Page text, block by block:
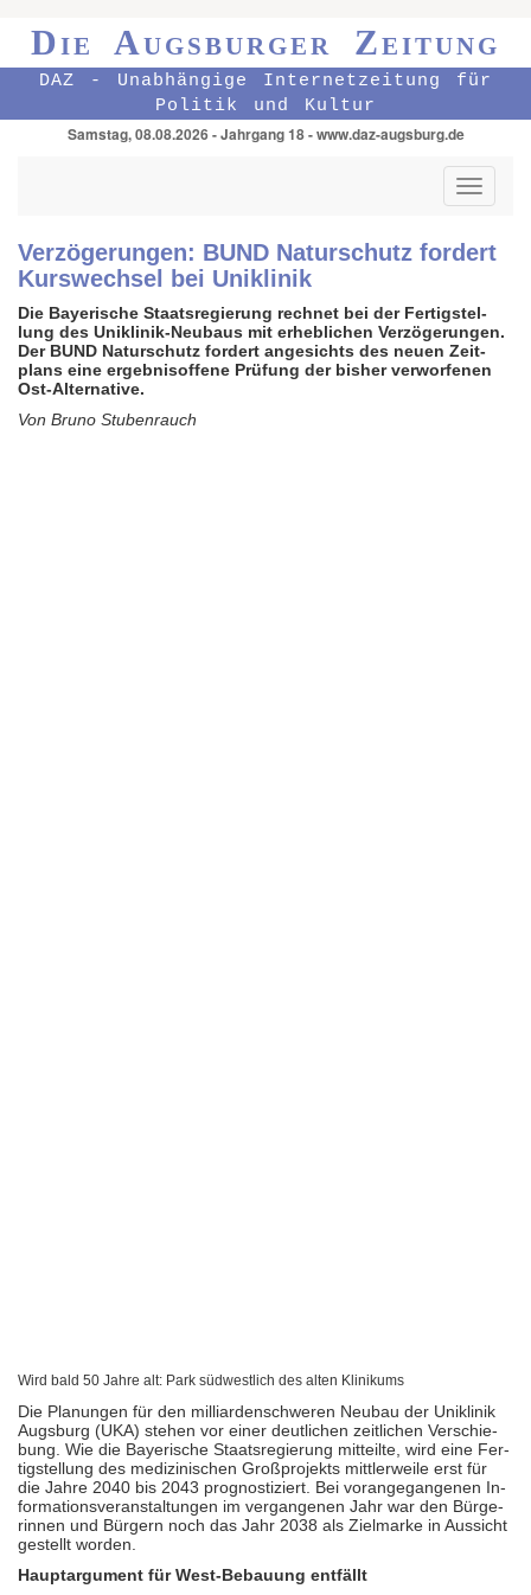
Die Augsburger Zeitung
DAZ - Unabhängige Internetzeitung für
Politik und Kultur
Samstag, 08.08.2026 - Jahrgang 18 - www.daz-augsburg.de
Toggle
Verzögerungen: BUND Naturschutz fordert
Kurswechsel bei Uniklinik
Die Bay­e­ri­sche Staats­re­gie­rung rechnet bei der Fer­tig­stel­
lung des Uniklinik-Neubaus mit er­heb­li­chen Ver­zö­ge­run­gen.
Der BUND Naturschutz fordert an­ge­sichts des neuen Zeit­
plans eine er­geb­nis­of­fene Prü­fung der bis­her ver­wor­fe­nen
Ost-Alternative.
Von Bruno Stubenrauch
Wird bald 50 Jahre alt: Park südwestlich des alten Klinikums
Die Planungen für den mil­li­ar­den­schwe­ren Neubau der Uniklinik
Augsburg (UKA) stehen vor einer deut­li­chen zeit­li­chen Ver­schie­
bung. Wie die Bay­e­ri­sche Staats­re­gie­rung mit­teilte, wird eine Fer­
tig­stel­lung des me­di­zi­ni­schen Groß­pro­jekts mitt­ler­weile erst für
die Jahre 2040 bis 2043 pro­gnos­ti­ziert. Bei vor­an­ge­gan­ge­nen In­
for­ma­ti­ons­ver­an­stal­tun­gen im ver­gan­ge­nen Jahr war den Bür­ge­
rin­nen und Bür­gern noch das Jahr 2038 als Ziel­marke in Aus­sicht
ge­stellt worden.
Hauptargument für West-Bebauung entfällt